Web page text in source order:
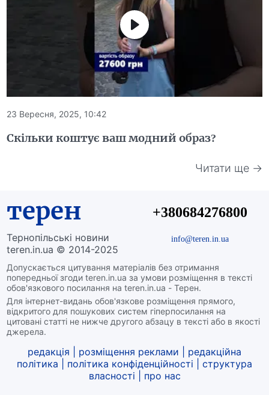
23 Вересня, 2025, 10:42
Скільки коштує ваш модний образ?
Читати ще →
терен
Тернопільські новини
teren.in.ua © 2014-2025
Допускається цитування матеріалів без отримання
попередньої згоди teren.in.ua за умови розміщення в тексті
обов'язкового посилання на teren.in.ua - Терен.
Для інтернет-видань обов'язкове розміщення прямого,
відкритого для пошукових систем гіперпосилання на
цитовані статті не нижче другого абзацу в тексті або в якості
джерела.
+380684276800
info@teren.in.ua
редакція розміщення реклами
редакційна
політика
політика конфіденційності
структура
власності
про нас